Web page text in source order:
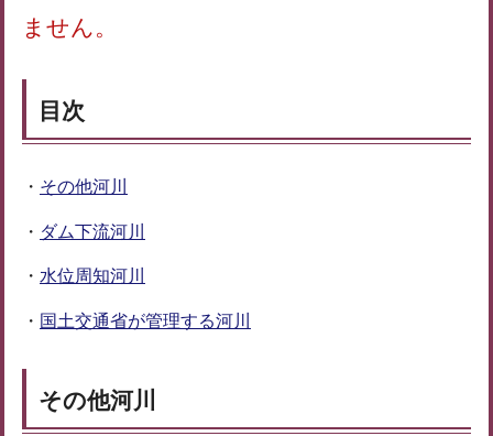
ません。
目次
・ その他河川
・ ダム下流河川
・ 水位周知河川
・ 国土交通省が管理する河川
その他河川